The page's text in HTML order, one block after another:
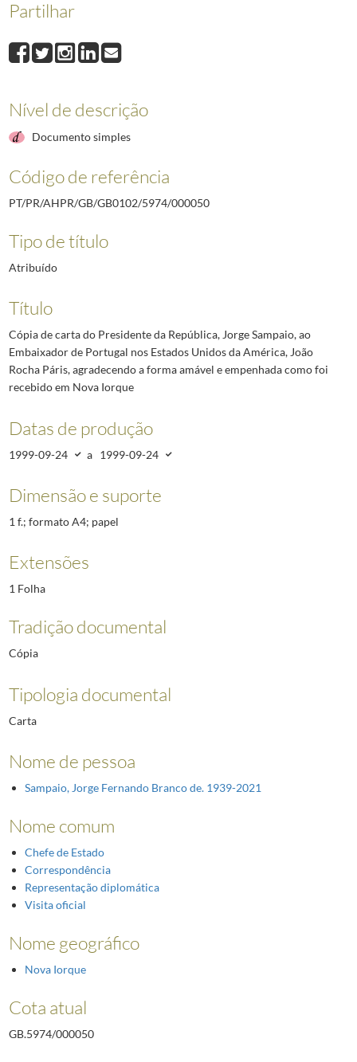
000052Cópia de carta do Presidente da República, Jorge Sampaio, ao
000053Cópia de carta do Presidente da República, Jorge Sampaio, ao
000055
Cópia de carta do Presidente da República, Jorge Sampaio, à
000292 Cópia de carta do Presidente da República, Jorge Sampaio, à
Partilhar
Nível de descrição
Documento simples
Código de referência
PT/PR/AHPR/GB/GB0102/5974/000050
Tipo de título
Atribuído
Título
Cópia de carta do Presidente da República, Jorge Sampaio, ao
Embaixador de Portugal nos Estados Unidos da América, João
Rocha Páris, agradecendo a forma amável e empenhada como foi
recebido em Nova Iorque
Datas de produção
1999-09-24 a 1999-09-24
Dimensão e suporte
1 f.; formato A4; papel
Extensões
1 Folha
Tradição documental
Cópia
Tipologia documental
Carta
Nome de pessoa
Sampaio, Jorge Fernando Branco de. 1939-2021
Nome comum
Chefe de Estado
Correspondência
Representação diplomática
Visita oficial
Nome geográfico
Nova Iorque
Cota atual
GB.5974/000050